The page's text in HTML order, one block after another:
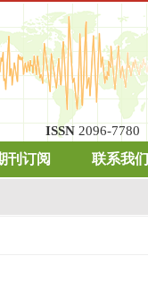
ISSN 2096-7780
刊订阅 联系我们